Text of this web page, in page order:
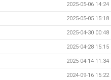
2025-05-06 14:24
2025-05-05 15:18
2025-04-30 00:48
2025-04-28 15:15
2025-04-14 11:34
2024-09-16 15:22